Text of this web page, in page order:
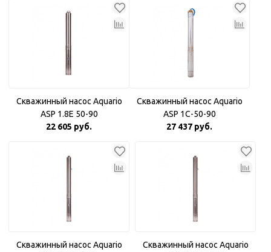
Скважинный насос Aquario
ASP 1.8Е 50-90
22 605 руб.
Скважинный насос Aquario
ASP 1С-50-90
27 437 руб.
Скважинный насос Aquario
Скважинный насос Aquario